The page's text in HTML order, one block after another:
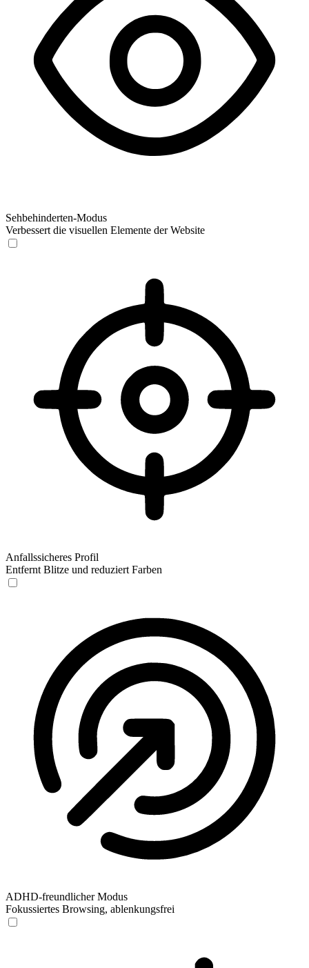
Sehbehinderten-Modus
Verbessert die visuellen Elemente der Website
Anfallssicheres Profil
Entfernt Blitze und reduziert Farben
ADHD-freundlicher Modus
Fokussiertes Browsing, ablenkungsfrei